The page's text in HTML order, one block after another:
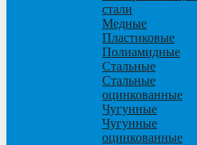
стали
Медные
Пластиковые
Полиамидные
Стальные
Стальные
оцинкованные
Чугунные
Чугунные
оцинкованные